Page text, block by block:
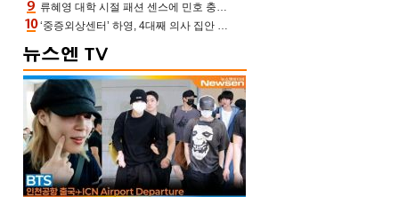
류혜영 대학 시절 패션 센스에 민호 충격 “레몬색 레깅스에 다리 없는 줄”(나혼산)
‘중증외상센터’ 하영, 4대째 의사 집안 인증 “증조부, 고종 황제 진료”(옥문아)[어제TV]